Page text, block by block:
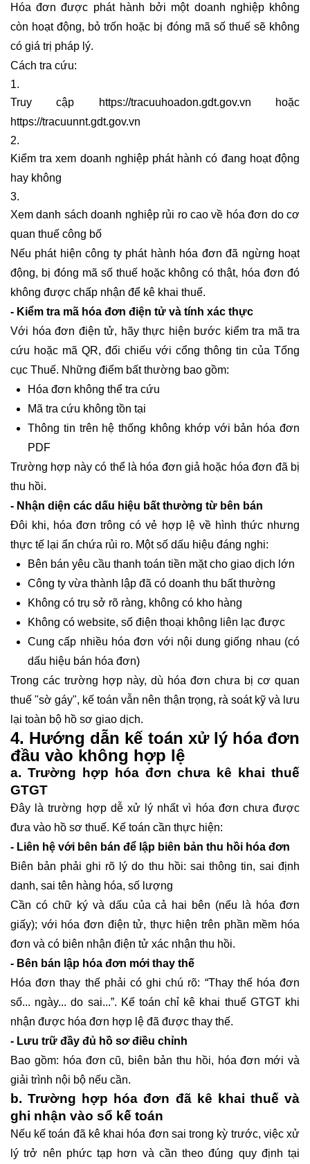
Hóa đơn được phát hành bởi một doanh nghiệp không
còn hoạt động, bỏ trốn hoặc bị đóng mã số thuế sẽ không
có giá trị pháp lý.
Cách tra cứu:
Truy cập https://tracuuhoadon.gdt.gov.vn hoặc
https://tracuunnt.gdt.gov.vn
Kiểm tra xem doanh nghiệp phát hành có đang hoạt động
hay không
Xem danh sách doanh nghiệp rủi ro cao về hóa đơn do cơ
quan thuế công bố
Nếu phát hiện công ty phát hành hóa đơn đã ngừng hoạt
động, bị đóng mã số thuế hoặc không có thật, hóa đơn đó
không được chấp nhận để kê khai thuế.
- Kiểm tra mã hóa đơn điện tử và tính xác thực
Với hóa đơn điện tử, hãy thực hiện bước kiểm tra mã tra
cứu hoặc mã QR, đối chiếu với cổng thông tin của Tổng
cục Thuế. Những điểm bất thường bao gồm:
Hóa đơn không thể tra cứu
Mã tra cứu không tồn tại
Thông tin trên hệ thống không khớp với bản hóa đơn
PDF
Trường hợp này có thể là hóa đơn giả hoặc hóa đơn đã bị
thu hồi.
- Nhận diện các dấu hiệu bất thường từ bên bán
Đôi khi, hóa đơn trông có vẻ hợp lệ về hình thức nhưng
thực tế lại ẩn chứa rủi ro. Một số dấu hiệu đáng nghi:
Bên bán yêu cầu thanh toán tiền mặt cho giao dịch lớn
Công ty vừa thành lập đã có doanh thu bất thường
Không có trụ sở rõ ràng, không có kho hàng
Không có website, số điện thoại không liên lạc được
Cung cấp nhiều hóa đơn với nội dung giống nhau (có
dấu hiệu bán hóa đơn)
Trong các trường hợp này, dù hóa đơn chưa bị cơ quan
thuế "sờ gáy", kế toán vẫn nên thận trọng, rà soát kỹ và lưu
lại toàn bộ hồ sơ giao dịch.
4. Hướng dẫn kế toán xử lý hóa đơn
đầu vào không hợp lệ
a. Trường hợp hóa đơn chưa kê khai thuế
GTGT
Đây là trường hợp dễ xử lý nhất vì hóa đơn chưa được
đưa vào hồ sơ thuế. Kế toán cần thực hiện:
- Liên hệ với bên bán để lập biên bản thu hồi hóa đơn
Biên bản phải ghi rõ lý do thu hồi: sai thông tin, sai định
danh, sai tên hàng hóa, số lượng
Cần có chữ ký và dấu của cả hai bên (nếu là hóa đơn
giấy); với hóa đơn điện tử, thực hiện trên phần mềm hóa
đơn và có biên nhận điện tử xác nhận thu hồi.
- Bên bán lập hóa đơn mới thay thế
Hóa đơn thay thế phải có ghi chú rõ: “Thay thế hóa đơn
số... ngày... do sai...”. Kế toán chỉ kê khai thuế GTGT khi
nhận được hóa đơn hợp lệ đã được thay thế.
- Lưu trữ đầy đủ hồ sơ điều chỉnh
Bao gồm: hóa đơn cũ, biên bản thu hồi, hóa đơn mới và
giải trình nội bộ nếu cần.
b. Trường hợp hóa đơn đã kê khai thuế và
ghi nhận vào sổ kế toán
Nếu kế toán đã kê khai hóa đơn sai trong kỳ trước, việc xử
lý trở nên phức tạp hơn và cần theo đúng quy định tại